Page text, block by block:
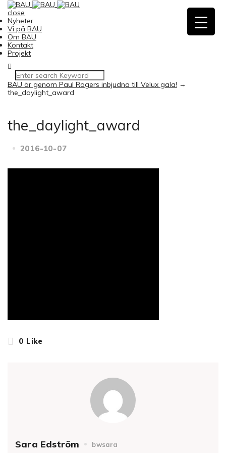
close
Nyheter
Vi på BAU
Om BAU
Kontakt
Projekt
BAU är genom Paul Rogers inbjudna till Velux gala! →
the_daylight_award
the_daylight_award
2016-10-07
0 Like
Sara Edström bwsara